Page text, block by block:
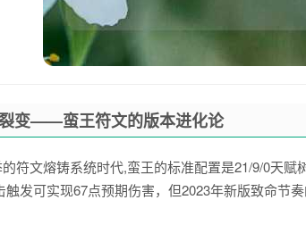
变——蛮王符文的版本进化论
符文熔铸系统时代,蛮王的标准配置是21/9/0天
触发可实现67点预期伤害，但2023年新版致命节